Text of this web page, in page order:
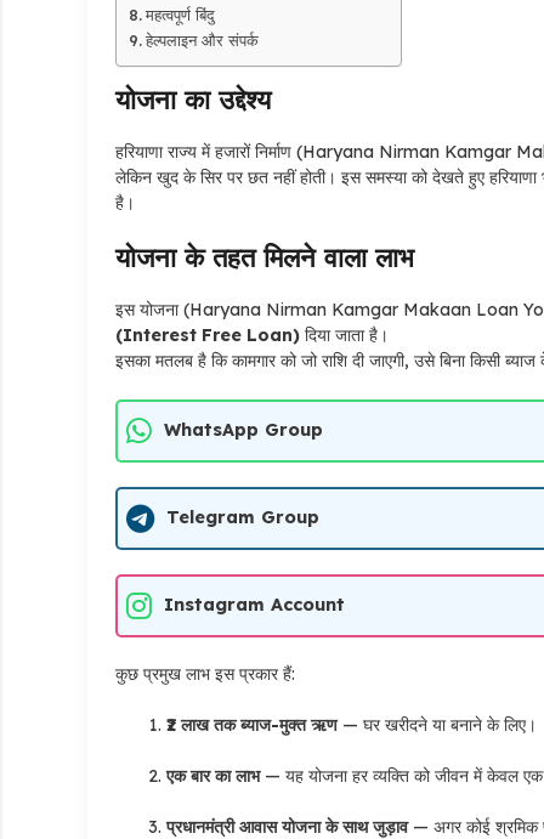
महत्वपूर्ण बिंदु
हेल्पलाइन और संपर्क
योजना का उद्देश्य
हरियाणा राज्य में हजारों निर्माण (Haryana Nirman Kamgar
लेकिन खुद के सिर पर छत नहीं होती। इस समस्या को देखते हुए
है।
योजना के तहत मिलने वाला लाभ
इस योजना (Haryana Nirman Kamgar Makaan Loan
(Interest Free Loan) दिया जाता है।
इसका मतलब है कि कामगार को जो राशि दी जाएगी, उसे बिना किसी ब्याज
WhatsApp Group
Telegram Group
Instagram Account
कुछ प्रमुख लाभ इस प्रकार हैं:
₹2 लाख तक ब्याज-मुक्त ऋण— घर खरीदने या बनाने के लिए।
एक बार का लाभ— यह योजना हर व्यक्ति को जीवन में केवल एक
प्रधानमंत्री आवास योजना के साथ जुड़ाव— अगर कोई श्रमिक